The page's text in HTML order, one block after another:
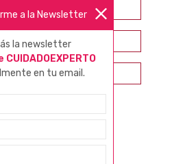
a la Newsletter
la newsletter
en tu email.
sanitarios